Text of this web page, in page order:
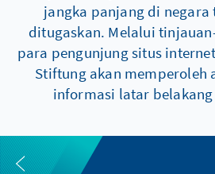
jangka panjang di negara
ditugaskan. Melalui
para pengunjung situs
Stiftung akan memperoleh
informasi latar